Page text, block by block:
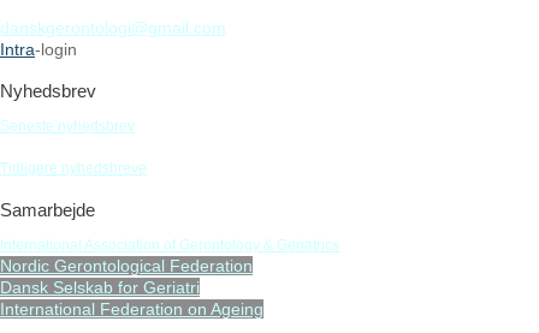
danskgerontologi@gmail.com
Intra-login
Nyhedsbrev
Seneste nyhedsbrev
Tidligere nyhedsbreve
Samarbejde
International Association of Gerontology & Geriatrics
Nordic Gerontological Federation
Dansk Selskab for Geriatri
International Federation on Ageing